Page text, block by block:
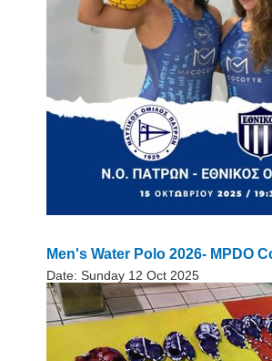
Men's Water Polo 2026- MPDO
Date: Sunday 12 Oct 2025